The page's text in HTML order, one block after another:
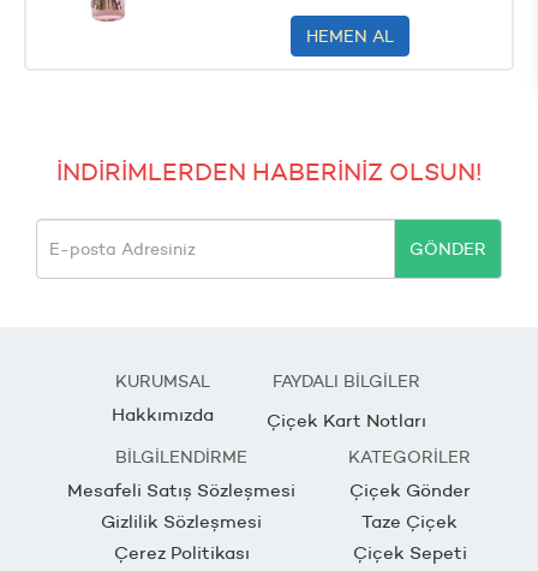
HEMEN AL
İNDİRİMLERDEN HABERİNİZ OLSUN!
GÖNDER
KURUMSAL
Hakkımızda
FAYDALI BİLGİLER
Çiçek Kart Notları
BİLGİLENDİRME
Mesafeli Satış Sözleşmesi
Gizlilik Sözleşmesi
Çerez Politikası
KATEGORİLER
Çiçek Gönder
Taze Çiçek
Çiçek Sepeti